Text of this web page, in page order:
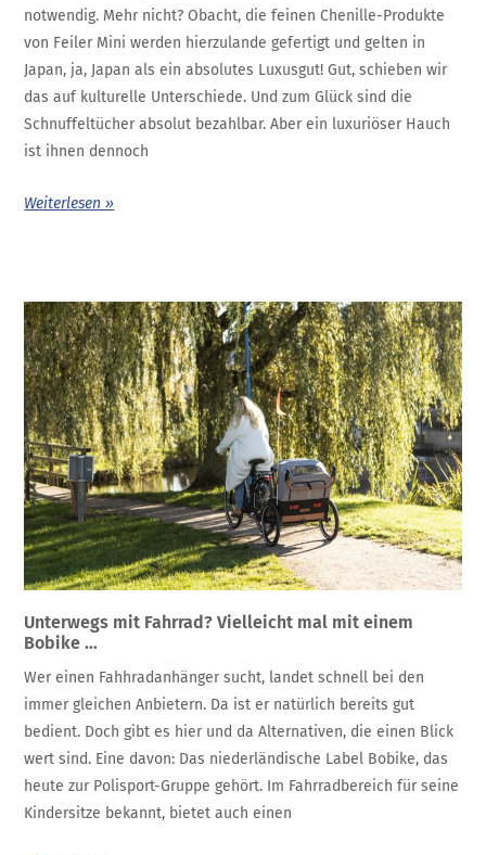
notwendig. Mehr nicht? Obacht, die feinen Chenille-Produkte
von Feiler Mini werden hierzulande gefertigt und gelten in
Japan, ja, Japan als ein absolutes Luxusgut! Gut, schieben wir
das auf kulturelle Unterschiede. Und zum Glück sind die
Schnuffeltücher absolut bezahlbar. Aber ein luxuriöser Hauch
ist ihnen dennoch
Weiterlesen »
Unterwegs mit Fahrrad? Vielleicht mal mit einem
Bobike …
Wer einen Fahhradanhänger sucht, landet schnell bei den
immer gleichen Anbietern. Da ist er natürlich bereits gut
bedient. Doch gibt es hier und da Alternativen, die einen Blick
wert sind. Eine davon: Das niederländische Label Bobike, das
heute zur Polisport-Gruppe gehört. Im Fahrradbereich für seine
Kindersitze bekannt, bietet auch einen